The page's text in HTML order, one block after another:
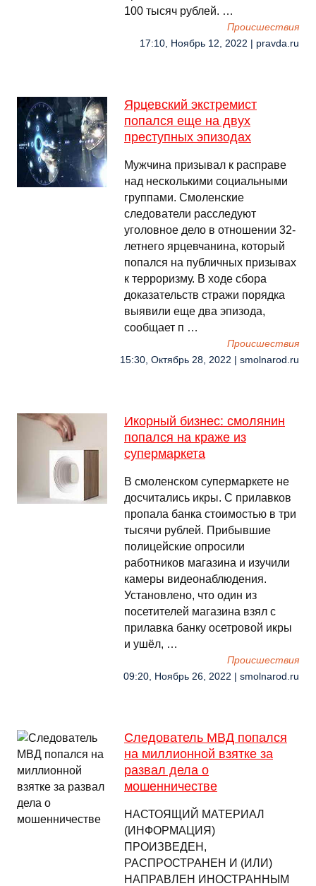
100 тысяч рублей. …
Происшествия
17:10, Ноябрь 12, 2022 | pravda.ru
Ярцевский экстремист
попался еще на двух
преступных эпизодах
Мужчина призывал к расправе
над несколькими социальными
группами. Смоленские
следователи расследуют
уголовное дело в отношении 32-
летнего ярцевчанина, который
попался на публичных призывах
к терроризму. В ходе сбора
доказательств стражи порядка
выявили еще два эпизода,
сообщает п …
Происшествия
15:30, Октябрь 28, 2022 | smolnarod.ru
Икорный бизнес: смолянин
попался на краже из
супермаркета
В смоленском супермаркете не
досчитались икры. С прилавков
пропала банка стоимостью в три
тысячи рублей. Прибывшие
полицейские опросили
работников магазина и изучили
камеры видеонаблюдения.
Установлено, что один из
посетителей магазина взял с
прилавка банку осетровой икры
и ушёл, …
Происшествия
09:20, Ноябрь 26, 2022 | smolnarod.ru
Следователь МВД попался
на миллионной взятке за
развал дела о
мошенничестве
НАСТОЯЩИЙ МАТЕРИАЛ
(ИНФОРМАЦИЯ)
ПРОИЗВЕДЕН,
РАСПРОСТРАНЕН И (ИЛИ)
НАПРАВЛЕН ИНОСТРАННЫМ